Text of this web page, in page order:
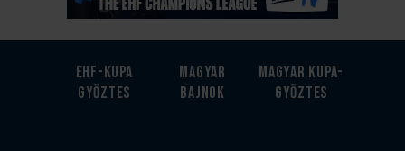
EHF-Kupa
győztes
Magyar
bajnok
Magyar kupa-
győztes